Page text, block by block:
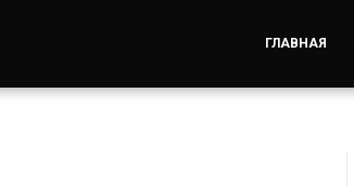
ГЛАВНАЯ